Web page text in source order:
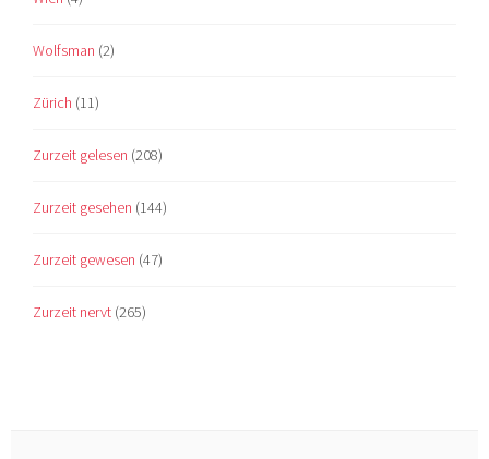
Wolfsman (2)
Zürich (11)
Zurzeit gelesen (208)
Zurzeit gesehen (144)
Zurzeit gewesen (47)
Zurzeit nervt (265)